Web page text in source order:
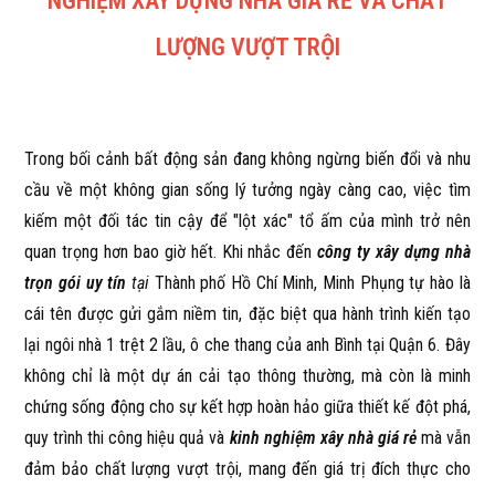
LƯỢNG VƯỢT TRỘI
Trong bối cảnh bất động sản đang không ngừng biến đổi và nhu
cầu về một không gian sống lý tưởng ngày càng cao, việc tìm
kiếm một đối tác tin cậy để "lột xác" tổ ấm của mình trở nên
quan trọng hơn bao giờ hết. Khi nhắc đếncông ty xây dựng nhà
trọn gói uy tín tại Thành phố Hồ Chí Minh, Minh Phụng tự hào là
cái tên được gửi gắm niềm tin, đặc biệt qua hành trình kiến tạo
lại ngôi nhà 1 trệt 2 lầu, ô che thang của anh Bình tại Quận 6. Đây
không chỉ là một dự án cải tạo thông thường, mà còn là minh
chứng sống động cho sự kết hợp hoàn hảo giữa thiết kế đột phá,
quy trình thi công hiệu quả và kinh nghiệm xây nhà giá rẻmà vẫn
đảm bảo chất lượng vượt trội, mang đến giá trị đích thực cho